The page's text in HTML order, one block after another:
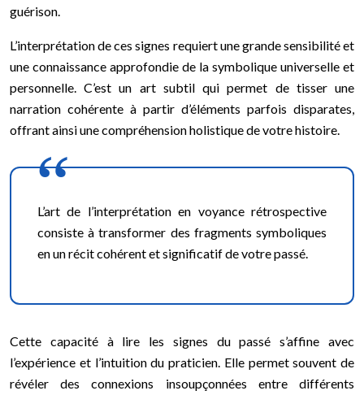
guérison.
L’interprétation de ces signes requiert une grande sensibilité et
une connaissance approfondie de la symbolique universelle et
personnelle. C’est un art subtil qui permet de tisser une
narration cohérente à partir d’éléments parfois disparates,
offrant ainsi une compréhension holistique de votre histoire.
L’art de l’interprétation en voyance rétrospective
consiste à transformer des fragments symboliques
en un récit cohérent et significatif de votre passé.
Cette capacité à lire les signes du passé s’affine avec
l’expérience et l’intuition du praticien. Elle permet souvent de
révéler des connexions insoupçonnées entre différents